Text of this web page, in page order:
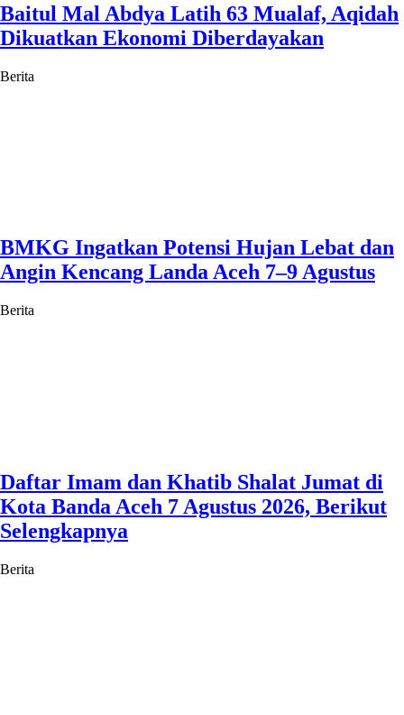
Baitul Mal Abdya Latih 63 Mualaf, Aqidah
Dikuatkan Ekonomi Diberdayakan
Berita
BMKG Ingatkan Potensi Hujan Lebat dan
Angin Kencang Landa Aceh 7–9 Agustus
Berita
Daftar Imam dan Khatib Shalat Jumat di
Kota Banda Aceh 7 Agustus 2026, Berikut
Selengkapnya
Berita